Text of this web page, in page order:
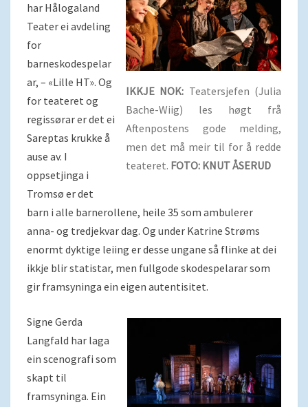
IKKJE NOK: Teatersjefen (Julia
Bache-Wiig) les høgt frå
Aftenpostens gode melding,
men det må meir til for å redde
teateret. FOTO: KNUT ÅSERUD
har Hålogaland
Teater ei avdeling
for
barneskodespelar
ar, – «Lille HT». Og
for teateret og
regissørar er det ei
Sareptas krukke å
ause av. I
oppsetjinga i
Tromsø er det
barn i alle barnerollene, heile 35 som ambulerer
anna- og tredjekvar dag. Og under Katrine Strøms
enormt dyktige leiing er desse ungane så flinke at dei
ikkje blir statistar, men fullgode skodespelarar som
gir framsyninga ein eigen autentisitet.
Signe Gerda
Langfald har laga
ein scenografi som
skapt til
framsyninga. Ein